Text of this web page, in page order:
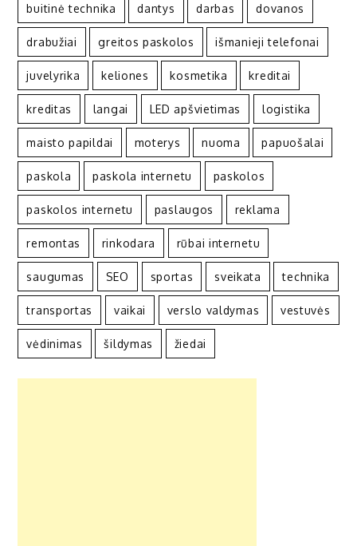
buitinė technika dantys darbas dovanos
drabužiai greitos paskolos išmanieji telefonai
juvelyrika keliones kosmetika kreditai
kreditas langai LED apšvietimas logistika
maisto papildai moterys nuoma papuošalai
paskola paskola internetu paskolos
paskolos internetu paslaugos reklama
remontas rinkodara rūbai internetu
saugumas SEO sportas sveikata technika
transportas vaikai verslo valdymas vestuvės
vėdinimas šildymas žiedai